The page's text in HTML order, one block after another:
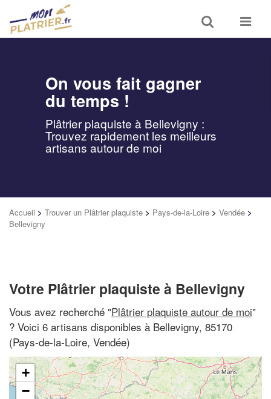
Toggle
search
Toggle
On vous fait gagner
du temps !
Plâtrier plaquiste à Bellevigny :
Trouvez rapidement les meilleurs
artisans autour de moi
Accueil > Trouver un Plâtrier plaquiste > Pays-de-la-Loire > Vendée >
Bellevigny
Votre Plâtrier plaquiste à Bellevigny
Vous avez recherché "Plâtrier plaquiste autour de moi"
? Voici 6 artisans disponibles à Bellevigny, 85170
(Pays-de-la-Loire, Vendée)
+
−